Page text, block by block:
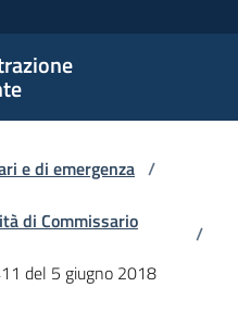
e di emergenza /
di Commissario
/
del 5 giugno 2018